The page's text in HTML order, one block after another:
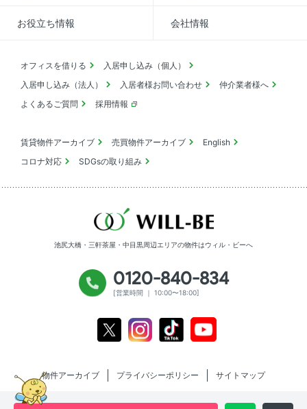
お役立ち情報 会社情報
オフィスを借りる
入居申し込み（個人）
入居申し込み（法人）
入居者様お問い合わせ
仲介業者様へ
よくあるご質問
採用情報
賃貸物件アーカイブ 売買物件アーカイブ
English
コロナ対応
SDGsの取り組み
池尻大橋・三軒茶屋・中目黒周辺エリアの物件はウィル・ビーへ
0120-840-834
[営業時間 ｜ 10:00〜18:00]
InstagramTiktok
物件アーカイブ プライバシーポリシー サイトマップ